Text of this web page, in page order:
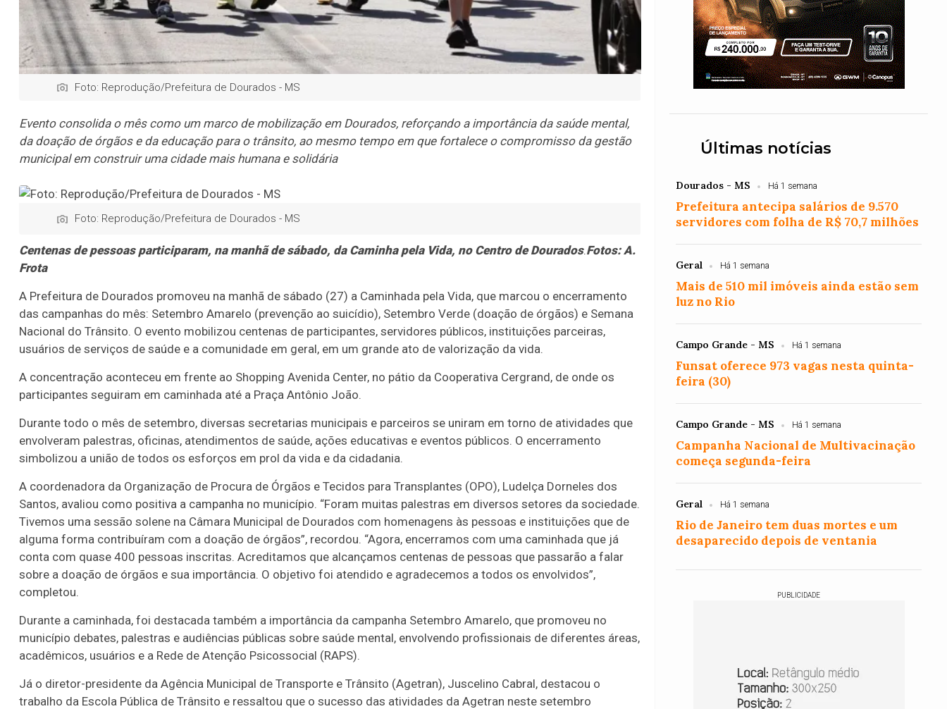
Foto: Reprodução/Prefeitura de Dourados - MS
Evento consolida o mês como um marco de mobilização em Dourados, reforçando a importância da saúde mental,
da doação de órgãos e da educação para o trânsito, ao mesmo tempo em que fortalece o compromisso da gestão
municipal em construir uma cidade mais humana e solidária
Foto: Reprodução/Prefeitura de Dourados - MS
Centenas de pessoas participaram, na manhã de sábado, da Caminha pela Vida, no Centro de Dourados.Fotos: A.
Frota
A Prefeitura de Dourados promoveu na manhã de sábado (27) a Caminhada pela Vida, que marcou o encerramento
das campanhas do mês: Setembro Amarelo (prevenção ao suicídio), Setembro Verde (doação de órgãos) e Semana
Nacional do Trânsito. O evento mobilizou centenas de participantes, servidores públicos, instituições parceiras,
usuários de serviços de saúde e a comunidade em geral, em um grande ato de valorização da vida.
A concentração aconteceu em frente ao Shopping Avenida Center, no pátio da Cooperativa Cergrand, de onde os
participantes seguiram em caminhada até a Praça Antônio João.
Durante todo o mês de setembro, diversas secretarias municipais e parceiros se uniram em torno de atividades que
envolveram palestras, oficinas, atendimentos de saúde, ações educativas e eventos públicos. O encerramento
simbolizou a união de todos os esforços em prol da vida e da cidadania.
A coordenadora da Organização de Procura de Órgãos e Tecidos para Transplantes (OPO), Ludelça Dorneles dos
Santos, avaliou como positiva a campanha no município. “Foram muitas palestras em diversos setores da sociedade.
Tivemos uma sessão solene na Câmara Municipal de Dourados com homenagens às pessoas e instituições que de
alguma forma contribuíram com a doação de órgãos”, recordou. “Agora, encerramos com uma caminhada que já
conta com quase 400 pessoas inscritas. Acreditamos que alcançamos centenas de pessoas que passarão a falar
sobre a doação de órgãos e sua importância. O objetivo foi atendido e agradecemos a todos os envolvidos”,
completou.
Durante a caminhada, foi destacada também a importância da campanha Setembro Amarelo, que promoveu no
município debates, palestras e audiências públicas sobre saúde mental, envolvendo profissionais de diferentes áreas,
acadêmicos, usuários e a Rede de Atenção Psicossocial (RAPS).
Já o diretor-presidente da Agência Municipal de Transporte e Trânsito (Agetran), Juscelino Cabral, destacou o
trabalho da Escola Pública de Trânsito e ressaltou que o sucesso das atividades da Agetran neste setembro
Últimas notícias
Dourados - MS Há 1 semana
Prefeitura antecipa salários de 9.570
servidores com folha de R$ 70,7 milhões
Geral Há 1 semana
Mais de 510 mil imóveis ainda estão sem
luz no Rio
Campo Grande - MS Há 1 semana
Funsat oferece 973 vagas nesta quinta-
feira (30)
Campo Grande - MS Há 1 semana
Campanha Nacional de Multivacinação
começa segunda-feira
Geral Há 1 semana
Rio de Janeiro tem duas mortes e um
desaparecido depois de ventania
PUBLICIDADE